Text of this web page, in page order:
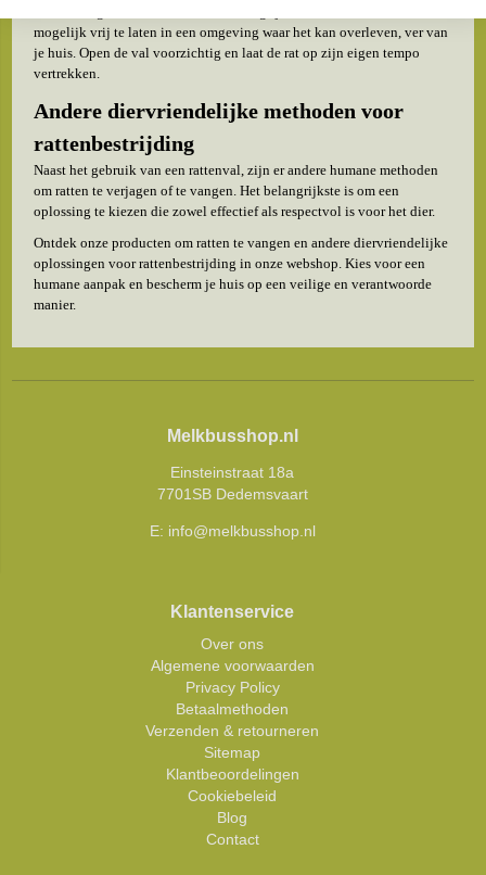
mogelijk vrij te laten in een omgeving waar het kan overleven, ver van
je huis. Open de val voorzichtig en laat de rat op zijn eigen tempo
vertrekken.
Andere diervriendelijke methoden voor
rattenbestrijding
Naast het gebruik van een rattenval, zijn er andere humane methoden
om ratten te verjagen of te vangen. Het belangrijkste is om een
oplossing te kiezen die zowel effectief als respectvol is voor het dier.
Ontdek onze producten om ratten te vangen en andere diervriendelijke
oplossingen voor rattenbestrijding in onze webshop. Kies voor een
humane aanpak en bescherm je huis op een veilige en verantwoorde
manier.
Melkbusshop.nl
Einsteinstraat 18a
7701SB Dedemsvaart
E: info@melkbusshop.nl
Klantenservice
Over ons
Algemene voorwaarden
Privacy Policy
Betaalmethoden
Verzenden & retourneren
Sitemap
Klantbeoordelingen
Cookiebeleid
Blog
Contact